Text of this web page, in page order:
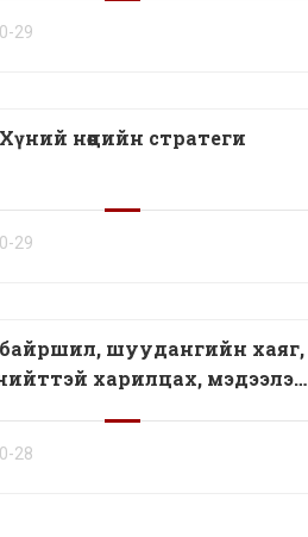
29
Хүний нөөцийн стратеги
29
байршил, шуудангийн хаяг,
харилцах, мэдээлэл
28